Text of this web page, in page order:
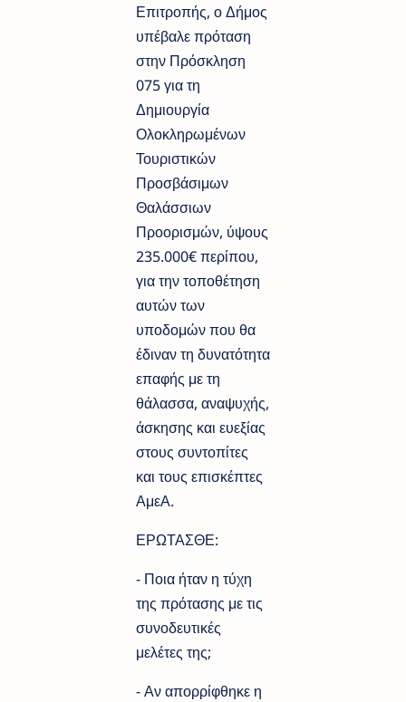
Επιτροπής, ο Δήμος
υπέβαλε πρόταση
στην Πρόσκληση
075 για τη
Δημιουργία
Ολοκληρωμένων
Τουριστικών
Προσβάσιμων
Θαλάσσιων
Προορισμών, ύψους
235.000€ περίπου,
για την τοποθέτηση
αυτών των
υποδομών που θα
έδιναν τη δυνατότητα
επαφής με τη
θάλασσα, αναψυχής,
άσκησης και ευεξίας
στους συντοπίτες
και τους επισκέπτες
ΑμεΑ.
ΕΡΩΤΑΣΘΕ:
- Ποια ήταν η τύχη
της πρότασης με τις
συνοδευτικές
μελέτες της;
- Αν απορρίφθηκε η